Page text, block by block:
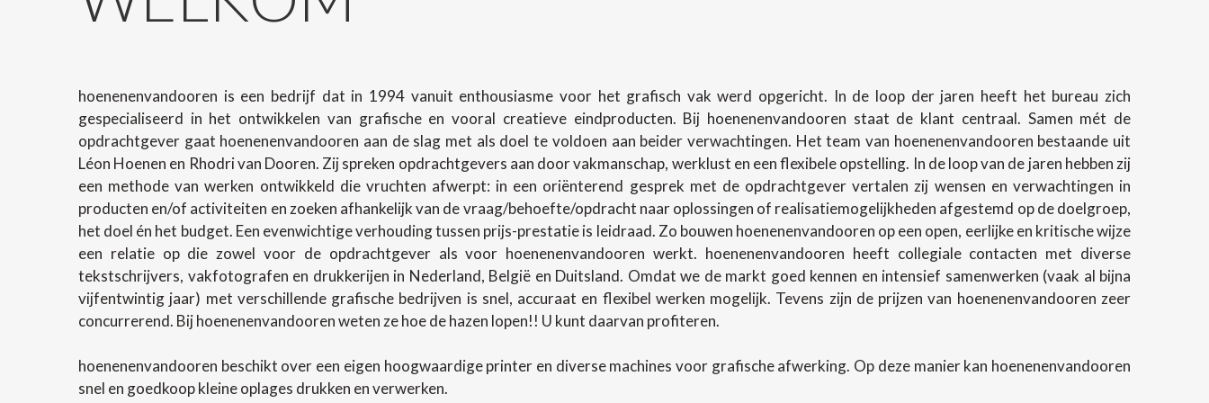
hoenenenvandooren is een bedrijf dat in 1994 vanuit enthousiasme voor het grafisch vak werd opgericht. In de loop der jaren heeft het bureau zich
gespecialiseerd in het ontwikkelen van grafische en vooral creatieve eindproducten. Bij hoenenenvandooren staat de klant centraal. Samen mét de
opdrachtgever gaat hoenenenvandooren aan de slag met als doel te voldoen aan beider verwachtingen. Het team van hoenenenvandooren bestaande uit
Léon Hoenen en Rhodri van Dooren. Zij spreken opdrachtgevers aan door vakmanschap, werklust en een flexibele opstelling. In de loop van de jaren hebben zij
een methode van werken ontwikkeld die vruchten afwerpt: in een oriënterend gesprek met de opdrachtgever vertalen zij wensen en verwachtingen in
producten en/of activiteiten en zoeken afhankelijk van de vraag/behoefte/opdracht naar oplossingen of realisatiemogelijkheden afgestemd op de doelgroep,
het doel én het budget. Een evenwichtige verhouding tussen prijs-prestatie is leidraad. Zo bouwen hoenenenvandooren op een open, eerlijke en kritische wijze
een relatie op die zowel voor de opdrachtgever als voor hoenenenvandooren werkt. hoenenenvandooren heeft collegiale contacten met diverse
tekstschrijvers, vakfotografen en drukkerijen in Nederland, België en Duitsland. Omdat we de markt goed kennen en intensief samenwerken (vaak al bijna
vijfentwintig jaar) met verschillende grafische bedrijven is snel, accuraat en flexibel werken mogelijk. Tevens zijn de prijzen van hoenenenvandooren zeer
concurrerend. Bij hoenenenvandooren weten ze hoe de hazen lopen!! U kunt daarvan profiteren.
hoenenenvandooren beschikt over een eigen hoogwaardige printer en diverse machines voor grafische afwerking. Op deze manier kan hoenenenvandooren
snel en goedkoop kleine oplages drukken en verwerken.